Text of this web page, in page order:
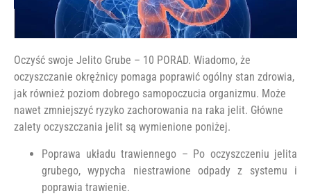
Oczyść swoje Jelito Grube – 10 PORAD. Wiadomo, że
oczyszczanie okrężnicy pomaga poprawić ogólny stan zdrowia,
jak również poziom dobrego samopoczucia organizmu. Może
nawet zmniejszyć ryzyko zachorowania na raka jelit. Główne
zalety oczyszczania jelit są wymienione poniżej.
Poprawa układu trawiennego – Po oczyszczeniu jelita
grubego, wypycha niestrawione odpady z systemu i
poprawia trawienie.